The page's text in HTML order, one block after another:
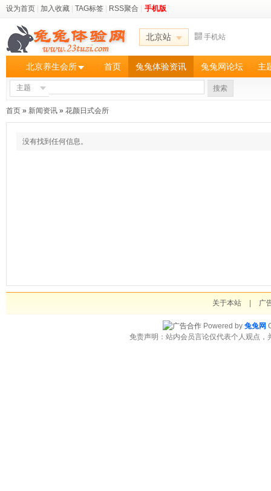
设为首页 加入收藏 TAG标签 RSS聚合 手机版
北京站 手机站
北京养生会所 首页 兔兔体验资讯 兔兔网论坛 主
主题 搜索
首页 » 新闻资讯 » 花颜日式会所
没有找到任何信息。
关于本站 广
Powered by 兔兔网
免责声明：站内会员言论仅代表个人观点